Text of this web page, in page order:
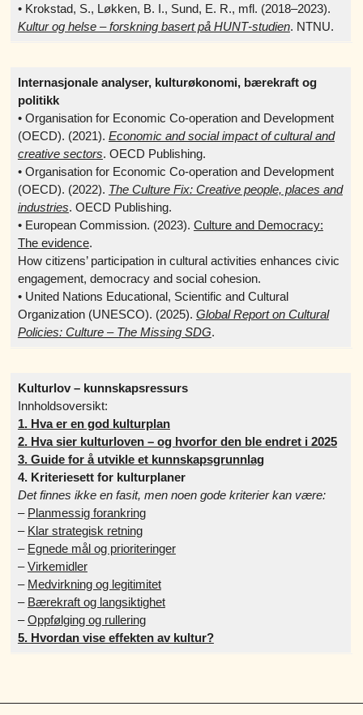
• Krokstad, S., Løkken, B. I., Sund, E. R., mfl. (2018–2023).
Kultur og helse – forskning basert på HUNT‑studien. NTNU.
Internasjonale analyser, kulturøkonomi, bærekraft og
politikk
• Organisation for Economic Co-operation and Development
(OECD). (2021). Economic and social impact of cultural and
creative sectors. OECD Publishing.
• Organisation for Economic Co-operation and Development
(OECD). (2022). The Culture Fix: Creative people, places and
industries. OECD Publishing.
• European Commission. (2023). Culture and Democracy:
The evidence.
How citizens’ participation in cultural activities enhances civic
engagement, democracy and social cohesion.
• United Nations Educational, Scientific and Cultural
Organization (UNESCO). (2025). Global Report on Cultural
Policies: Culture – The Missing SDG.
Kulturlov – kunnskapsressurs
Innholdsoversikt:
1. Hva er en god kulturplan
2. Hva sier kulturloven – og hvorfor den ble endret i 2025
3. Guide for å utvikle et kunnskapsgrunnlag
4. Kriteriesett for kulturplaner
Det finnes ikke en fasit, men noen gode kriterier kan være:
– Planmessig forankring
– Klar strategisk retning
– Egnede mål og prioriteringer
–Virkemidler
– Medvirkning og legitimitet
– Bærekraft og langsiktighet
–Oppfølging og rullering
5. Hvordan vise effekten av kultur?